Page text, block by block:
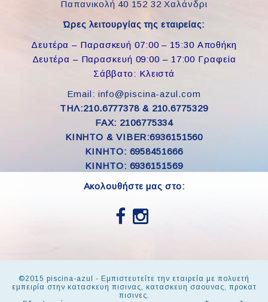
Παπανικολή 40 152 32 Χαλάνδρι
Ώρες λειτουργίας της εταιρείας:
Δευτέρα – Παρασκευή 07:00 – 15:30 Αποθήκη
Δευτέρα – Παρασκευή 09:00 – 17:00 Γραφεία
Σάββατο: Κλειστά
Email: info@piscina-azul.com
ΤΗΛ:210.6777378 & 210.6775329
FAX: 2106775334
ΚΙΝΗΤΟ & VIBER:6936151560
KINHTO: 6958451666
KINHTO: 6936151569
Ακολουθήστε μας στο:
©2015 piscina-azul - Εμπιστευτείτε την εταιρεία με πολυετή
εμπειρία στην κατασκευη πισινας, κατασκευη σαουνας, προκατ
πισινες.